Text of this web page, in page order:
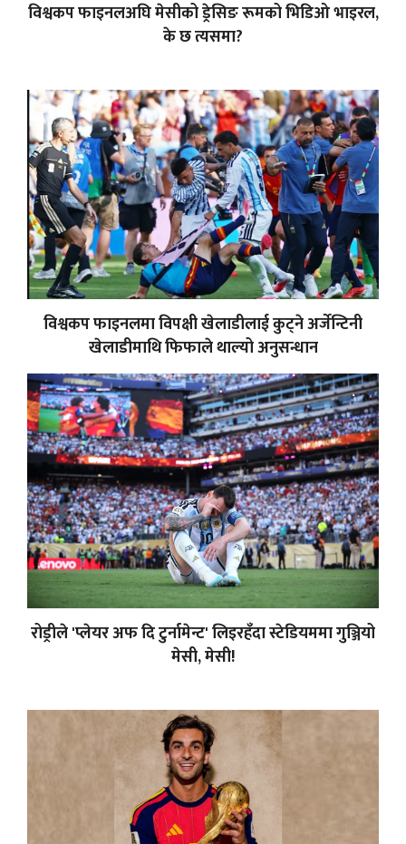
विश्वकप फाइनलअघि मेसीको ड्रेसिङ रूमको भिडिओ भाइरल,
के छ त्यसमा?
विश्वकप फाइनलमा विपक्षी खेलाडीलाई कुट्ने अर्जेन्टिनी
खेलाडीमाथि फिफाले थाल्यो अनुसन्धान
रोड्रीले 'प्लेयर अफ दि टुर्नामेन्ट' लिइरहँदा स्टेडियममा गुञ्जियो
मेसी, मेसी!